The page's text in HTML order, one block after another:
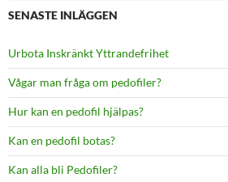
SENASTE INLÄGGEN
Urbota Inskränkt Yttrandefrihet
Vågar man fråga om pedofiler?
Hur kan en pedofil hjälpas?
Kan en pedofil botas?
Kan alla bli Pedofiler?